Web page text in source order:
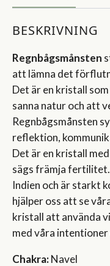
BESKRIVNING
Regnbågsmånsten
att lämna det
Det är en kristall
sanna natur och att
Regnbågsmånsten
reflektion,
Det är en kristall
sägs främja
Indien och är starkt
hjälper oss att se
kristall att använda
med våra
Chakra:Navel